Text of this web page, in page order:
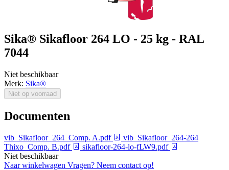
Sika® Sikafloor 264 LO - 25 kg - RAL
7044
Niet beschikbaar
Merk: Sika®
Niet op voorraad
Documenten
vib_Sikafloor_264_Comp. A.pdf
vib_Sikafloor_264-264
Thixo_Comp. B.pdf
sikafloor-264-lo-fLW9.pdf
Niet beschikbaar
Naar winkelwagen Vragen? Neem contact op!